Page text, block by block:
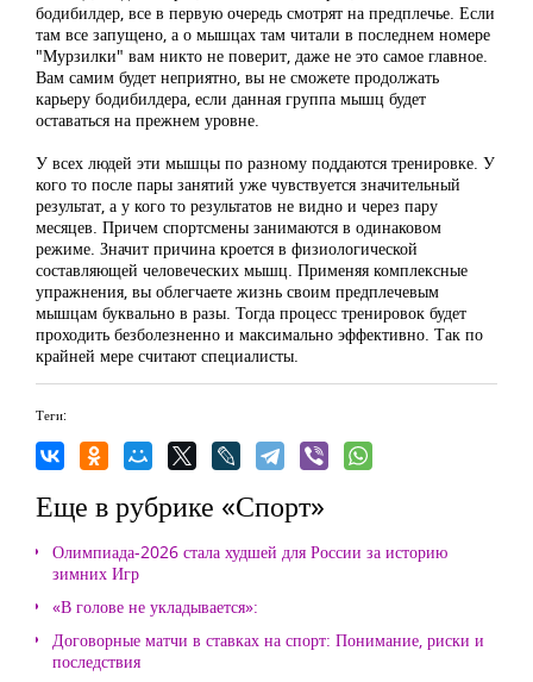
бодибилдер, все в первую очередь смотрят на предплечье. Если
там все запущено, а о мышцах там читали в последнем номере
"Мурзилки" вам никто не поверит, даже не это самое главное.
Вам самим будет неприятно, вы не сможете продолжать
карьеру бодибилдера, если данная группа мышц будет
оставаться на прежнем уровне.
У всех людей эти мышцы по разному поддаются тренировке. У
кого то после пары занятий уже чувствуется значительный
результат, а у кого то результатов не видно и через пару
месяцев. Причем спортсмены занимаются в одинаковом
режиме. Значит причина кроется в физиологической
составляющей человеческих мышц. Применяя комплексные
упражнения, вы облегчаете жизнь своим предплечевым
мышцам буквально в разы. Тогда процесс тренировок будет
проходить безболезненно и максимально эффективно. Так по
крайней мере считают специалисты.
Теги:
Еще в рубрике «Спорт»
Олимпиада-2026 стала худшей для России за историю
зимних Игр
«В голове не укладывается»:
Договорные матчи в ставках на спорт: Понимание, риски и
последствия